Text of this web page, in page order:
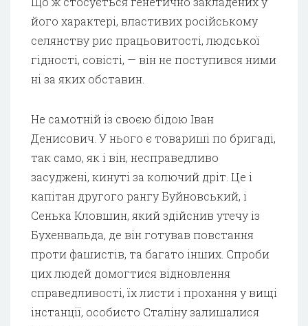
його характері, властивих російському
селянству рис працьовитості, людської
гідності, совісті, — він не поступився ними
ні за яких обставин.
Не самотній із своєю бідою Іван
Денисович. У нього є товариші по бригаді,
так само, як і він, несправедливо
засуджені, кинуті за колючий дріт. Це і
капітан другого рангу Буйновський, і
Сенька Кловшин, який здійснив утечу із
Бухенвальда, де він готував повстання
проти фашистів, та багато інших. Спроби
цих людей домогтися відновлення
справедливості, їх листи і прохання у вищі
інстанції, особисто Сталіну залишалися